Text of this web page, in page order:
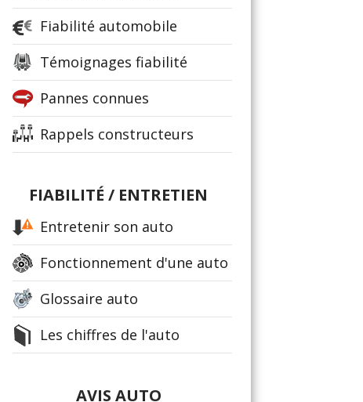
Fiabilité automobile
Témoignages fiabilité
Pannes connues
Rappels constructeurs
FIABILITÉ / ENTRETIEN
Entretenir son auto
Fonctionnement d'une auto
Glossaire auto
Les chiffres de l'auto
AVIS AUTO